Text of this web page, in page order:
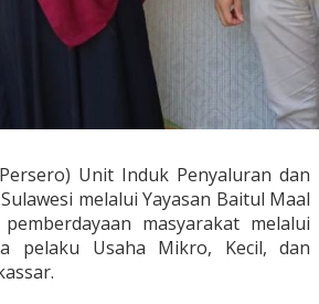
Unit Induk Penyaluran dan
melalui Yayasan Baitul Maal
masyarakat melalui
pelaku Usaha Mikro, Kecil, dan